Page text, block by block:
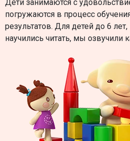
Дети занимаются с
погружаются в процесс
результатов. Для детей до 6
научились читать, мы озвучили